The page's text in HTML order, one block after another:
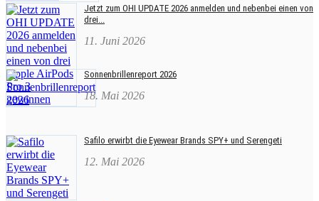
Jetzt zum OHI UPDATE 2026 anmelden und nebenbei einen von
drei...
11. Juni 2026
Sonnenbrillenreport 2026
18. Mai 2026
Safilo erwirbt die Eyewear Brands SPY+ und Serengeti
12. Mai 2026